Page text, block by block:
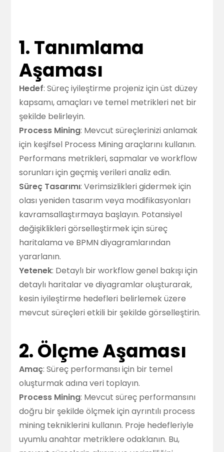
1. Tanımlama
Aşaması
Hedef: Süreç iyileştirme projeniz için üst düzey
kapsamı, amaçları ve temel metrikleri net bir
şekilde belirleyin.
Process Mining: Mevcut süreçlerinizi anlamak
için keşifsel Process Mining araçlarını kullanın.
Performans metrikleri, sapmalar ve workflow
sorunları için geçmiş verileri analiz edin.
Süreç Tasarımı: Verimsizlikleri gidermek için
olası yeniden tasarım veya modifikasyonları
kavramsallaştırmaya başlayın. Potansiyel
değişiklikleri görselleştirmek için süreç
haritalama ve BPMN diyagramlarından
yararlanın.
Yetenek: Detaylı bir workflow genel bakışı için
detaylı haritalar ve diyagramlar oluşturarak,
kesin iyileştirme hedefleri belirlemek üzere
mevcut süreçleri etkili bir şekilde görselleştirin.
2. Ölçme Aşaması
Amaç: Süreç performansı için bir temel
oluşturmak adına veri toplayın.
Process Mining: Mevcut süreç performansını
doğru bir şekilde ölçmek için ayrıntılı process
mining tekniklerini kullanın. Proje hedefleriyle
uyumlu anahtar metriklere odaklanın. Bu,